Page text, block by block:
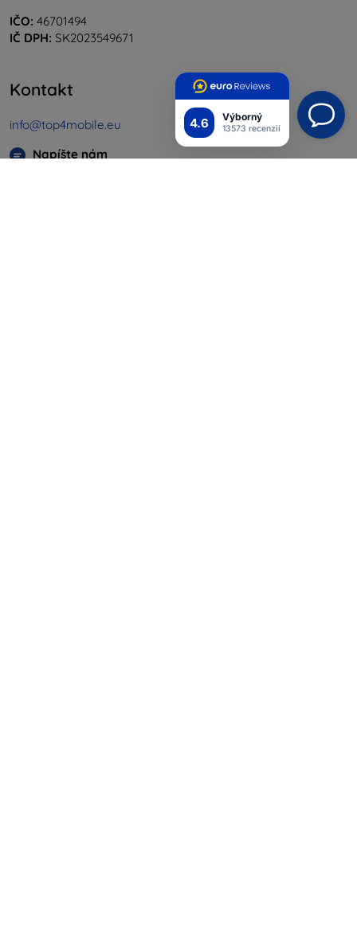
4.6 Výborný
13573 recenzií
IČO: 46701494
IČ DPH: SK2023549671
Kontakt
info@top4mobile.eu
Napíšte nám